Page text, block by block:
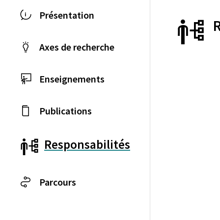
Présentation
Axes de recherche
Enseignements
Publications
Responsabilités
Parcours